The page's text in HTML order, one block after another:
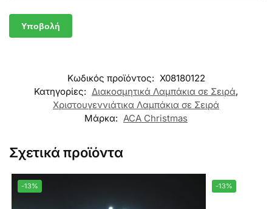
Κωδικός προϊόντος: X08180122
Κατηγορίες: Διακοσμητικά Λαμπάκια σε Σειρά,
Χριστουγεννιάτικα Λαμπάκια σε Σειρά
Μάρκα: ACA Christmas
Σχετικά προϊόντα
-13% -13%